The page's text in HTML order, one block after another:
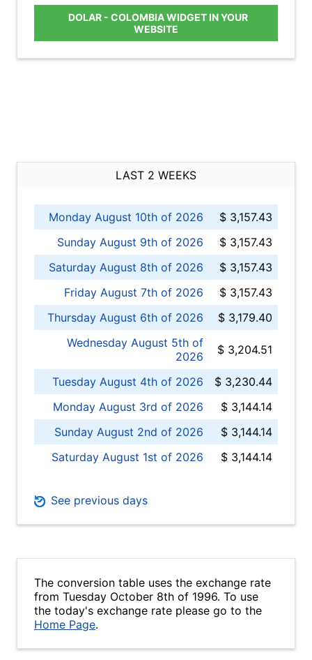
DOLAR - COLOMBIA WIDGET IN YOUR
WEBSITE
LAST 2 WEEKS
Monday August 10th of 2026
$ 3,157.43
Sunday August 9th of 2026
$ 3,157.43
Saturday August 8th of 2026
$ 3,157.43
Friday August 7th of 2026
$ 3,157.43
Thursday August 6th of 2026
$ 3,179.40
Wednesday August 5th of
2026
$ 3,204.51
Tuesday August 4th of 2026
$ 3,230.44
Monday August 3rd of 2026
$ 3,144.14
Sunday August 2nd of 2026
$ 3,144.14
Saturday August 1st of 2026
$ 3,144.14
See previous days
The conversion table uses the exchange rate
from Tuesday October 8th of 1996. To use
the today's exchange rate please go to the
Home Page.